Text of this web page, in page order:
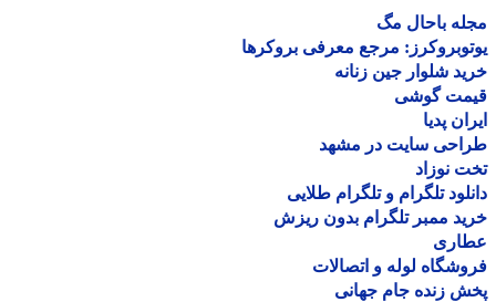
باحال مگ
مرجع معرفی بروکرها
شلوار جین زنانه
گوشی
پدیا
سایت در مشهد
نوزاد
تلگرام و تلگرام طلایی
ممبر تلگرام بدون ریزش
لوله و اتصالات
زنده جام جهانی